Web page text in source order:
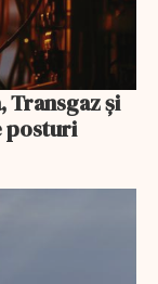
Transgaz și
posturi